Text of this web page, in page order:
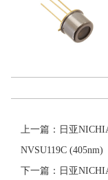
上一篇：日亚
NVSU119C (405nm)
下一篇：日亚